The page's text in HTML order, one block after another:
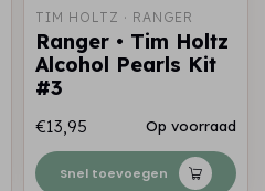
TIM HOLTZ · RANGER
Ranger • Tim Holtz
Alcohol Pearls Kit
#3
€13,95 Op voorraad
Snel toevoegen